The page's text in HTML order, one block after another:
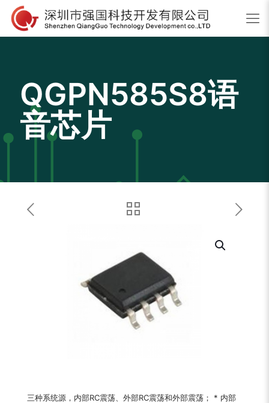
QGPN585S8语
音芯片
三种系统源，内部RC震荡、外部RC震荡和外部震荡； * 内部